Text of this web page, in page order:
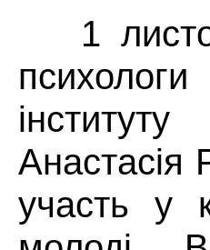
1
Анастасія
участь у